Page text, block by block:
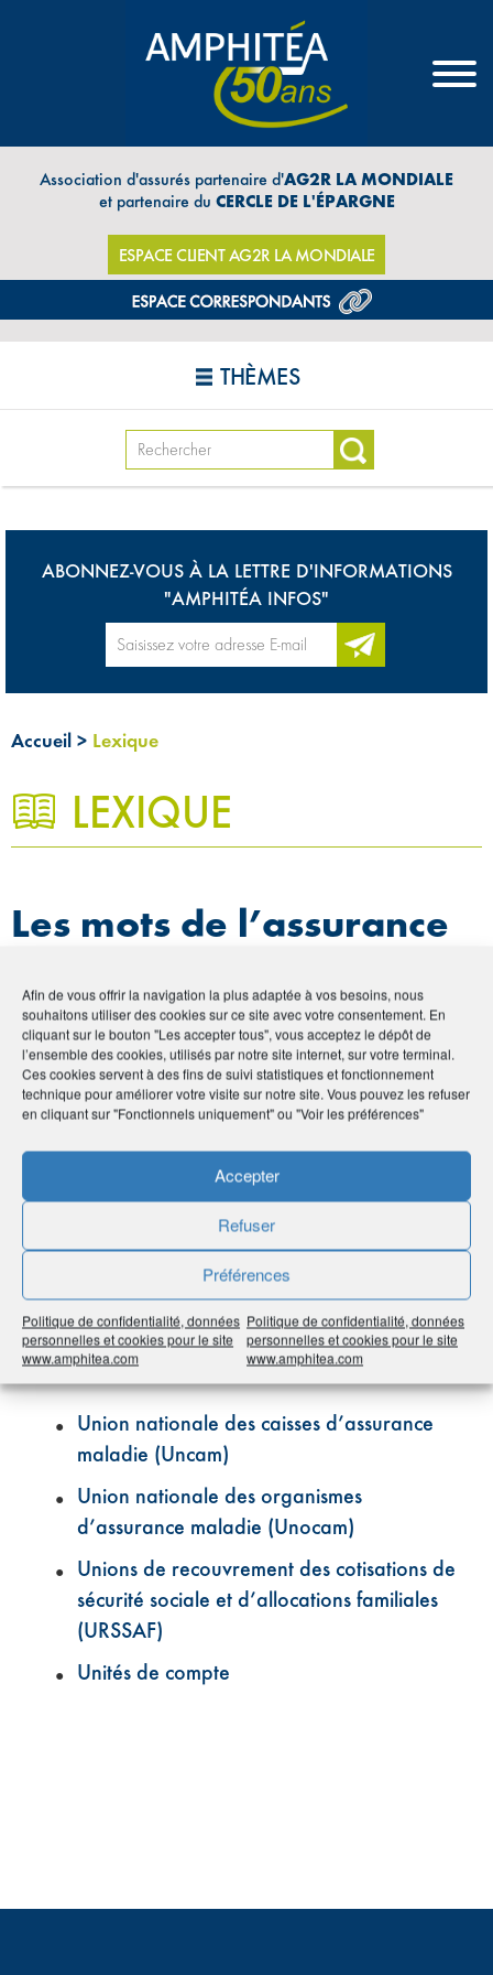
Afin de vous offrir la navigation la plus adaptée à vos besoins, nous
souhaitons utiliser des cookies sur ce site avec votre consentement. En
cliquant sur le bouton "Les accepter tous", vous acceptez le dépôt de
l’ensemble des cookies, utilisés par notre site internet, sur votre terminal.
Ces cookies servent à des fins de suivi statistiques et fonctionnement
technique pour améliorer votre visite sur notre site. Vous pouvez les refuser
en cliquant sur "Fonctionnels uniquement" ou "Voir les préférences"
Accepter
Refuser
Préférences
Politique de confidentialité, données
personnelles et cookies pour le site
www.amphitea.com
Politique de confidentialité, données
personnelles et cookies pour le site
www.amphitea.com
Association d'assurés partenaire d'AG2R LA MONDIALE
et partenaire du CERCLE DE L'ÉPARGNE
ESPACE CLIENT AG2R LA MONDIALE
THÈMES
ABONNEZ-VOUS À LA LETTRE D'INFORMATIONS
"AMPHITÉA INFOS"
Accueil > Lexique
LEXIQUE
Les mots de l’assurance
de prévoyance, de santé, de retraite ou d’épargne, les
termes techniques utilisés peuvent dérouter le néophyte.
Parce qu’une bonne information est le préalable
indispensable à tout bon choix, AMPHITÉA met ce glossaire
à votre disposition.
Non exhaustif, il a vocation à s’enrichir au fil du temps.
à nous proposer de nouvelles entrées.
Tous
J
K L M N O P Q R S T
U
V
W X Y Z
Union nationale des caisses d’assurance
maladie (Uncam)
Union nationale des organismes
d’assurance maladie (Unocam)
Unions de recouvrement des cotisations de
sécurité sociale et d’allocations familiales
(URSSAF)
Unités de compte